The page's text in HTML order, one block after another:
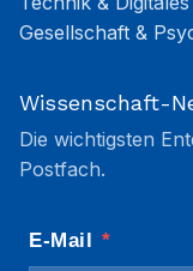
Gesellschaft &
Wissenschaft-
Die wichtigsten
Postfach.